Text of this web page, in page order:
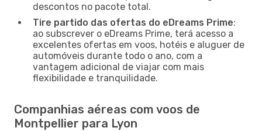
descontos no pacote total.
Tire partido das ofertas do eDreams Prime:
ao subscrever o eDreams Prime, terá acesso a
excelentes ofertas em voos, hotéis e aluguer de
automóveis durante todo o ano, com a
vantagem adicional de viajar com mais
flexibilidade e tranquilidade.
Companhias aéreas com voos de
Montpellier para Lyon